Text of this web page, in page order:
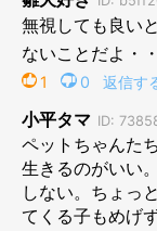
全っ然、遊ばない
ワチャワチャと絡
まるでそこに存在
す。
ごくごくたま〜に